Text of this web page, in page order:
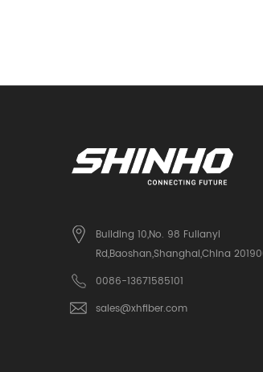
Building 10,No. 98 Fulianyi
Rd,Baoshan,Shanghai,China
0086-13671585101
sales@xhfiber.com